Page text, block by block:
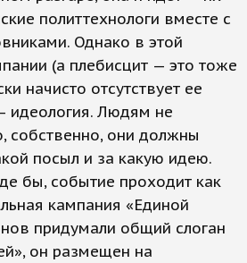
политтехнологи вместе с
Однако в этой
(а плебисцит — это тоже
начисто отсутствует ее
идеология. Людям не
собственно, они должны
посыл и за какую идею.
бы, событие проходит как
кампания «Единой
придумали общий слоган
он размещен на